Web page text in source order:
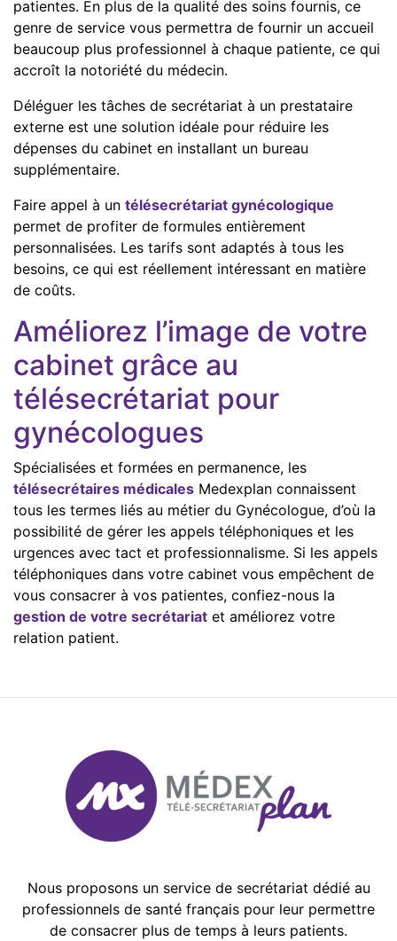
patientes. En plus de la qualité des soins fournis, ce
genre de service vous permettra de fournir un accueil
beaucoup plus professionnel à chaque patiente, ce qui
accroît la notoriété du médecin.
Déléguer les tâches de secrétariat à un prestataire
externe est une solution idéale pour réduire les
dépenses du cabinet en installant un bureau
supplémentaire.
Faire appel à un télésecrétariat gynécologique
permet de profiter de formules entièrement
personnalisées. Les tarifs sont adaptés à tous les
besoins, ce qui est réellement intéressant en matière
de coûts.
Améliorez l’image de votre
cabinet grâce au
télésecrétariat pour
gynécologues
Spécialisées et formées en permanence, les
télésecrétaires médicales Medexplan connaissent
tous les termes liés au métier du Gynécologue, d’où la
possibilité de gérer les appels téléphoniques et les
urgences avec tact et professionnalisme. Si les appels
téléphoniques dans votre cabinet vous empêchent de
vous consacrer à vos patientes, confiez-nous la
gestion de votre secrétariat et améliorez votre
relation patient.
Nous proposons un service de secrétariat dédié au
professionnels de santé français pour leur permettre
de consacrer plus de temps à leurs patients.